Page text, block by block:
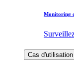
Monitoring
Cas